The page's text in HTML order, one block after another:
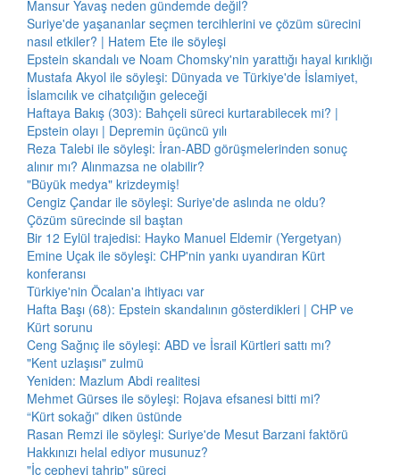
Mansur Yavaş neden gündemde değil?
Suriye'de yaşananlar seçmen tercihlerini ve çözüm sürecini
nasıl etkiler? | Hatem Ete ile söyleşi
Epstein skandalı ve Noam Chomsky'nin yarattığı hayal kırıklığı
Mustafa Akyol ile söyleşi: Dünyada ve Türkiye'de İslamiyet,
İslamcılık ve cihatçılığın geleceği
Haftaya Bakış (303): Bahçeli süreci kurtarabilecek mi? |
Epstein olayı | Depremin üçüncü yılı
Reza Talebi ile söyleşi: İran-ABD görüşmelerinden sonuç
alınır mı? Alınmazsa ne olabilir?
"Büyük medya" krizdeymiş!
Cengiz Çandar ile söyleşi: Suriye'de aslında ne oldu?
Çözüm sürecinde sil baştan
Bir 12 Eylül trajedisi: Hayko Manuel Eldemir (Yergetyan)
Emine Uçak ile söyleşi: CHP'nin yankı uyandıran Kürt
konferansı
Türkiye'nin Öcalan'a ihtiyacı var
Hafta Başı (68): Epstein skandalının gösterdikleri | CHP ve
Kürt sorunu
Ceng Sağnıç ile söyleşi: ABD ve İsrail Kürtleri sattı mı?
"Kent uzlaşısı" zulmü
Yeniden: Mazlum Abdi realitesi
Mehmet Gürses ile söyleşi: Rojava efsanesi bitti mi?
“Kürt sokağı” diken üstünde
Rasan Remzi ile söyleşi: Suriye'de Mesut Barzani faktörü
Hakkınızı helal ediyor musunuz?
"İç cepheyi tahrip" süreci